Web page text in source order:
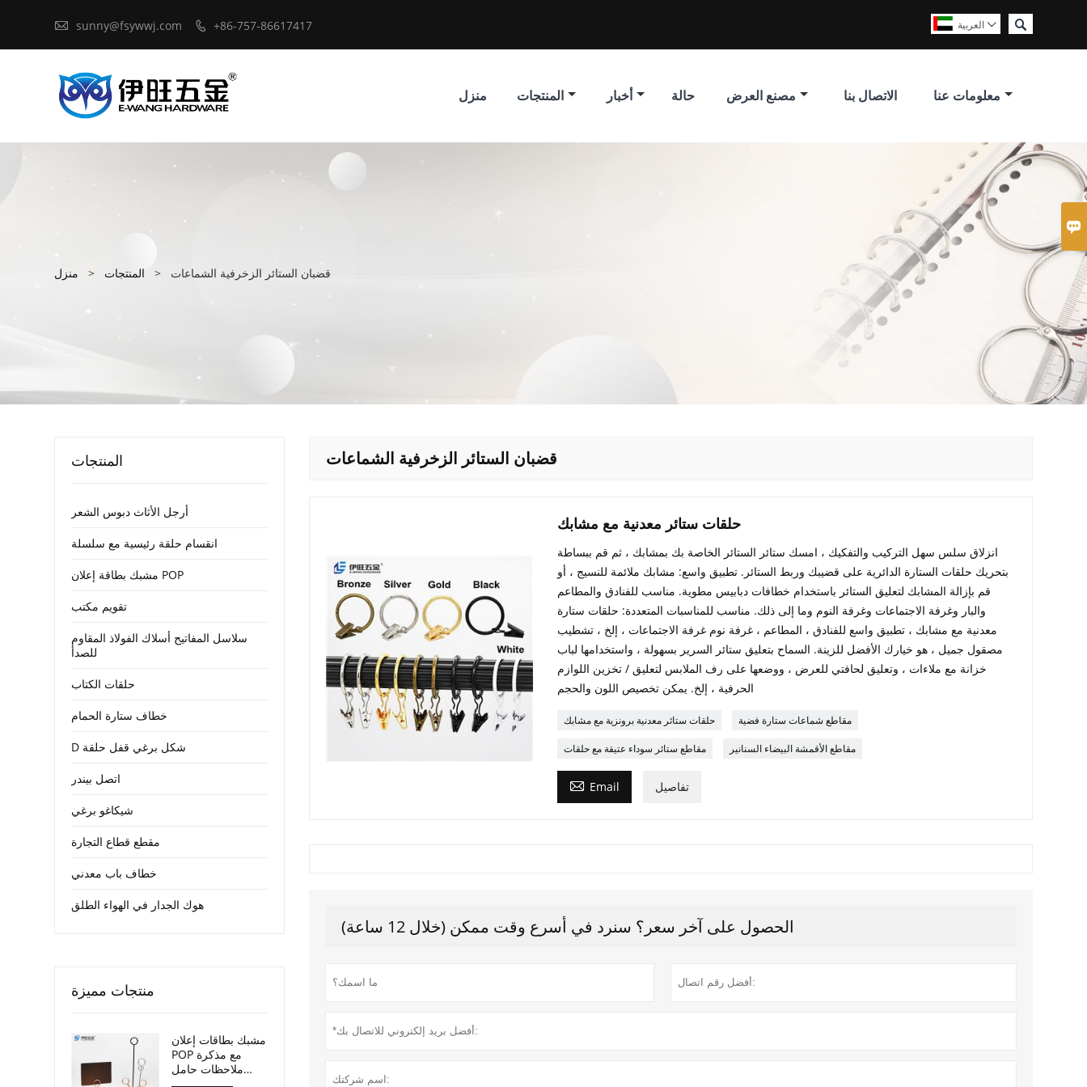

 sunny@fsywwj.com  +86-757-86617417  العربية 
منزل المنتجات أخبار حالة مصنع العرض الاتصال بنا معلومات عنا
منزل > المنتجات > قضبان الستائر الزخرفية الشماعات
قضبان الستائر الزخرفية الشماعات
حلقات ستائر معدنية مع مشابك
انزلاق سلس سهل التركيب والتفكيك ، امسك ستائر الستائر الخاصة بك بمشابك ، ثم قم ببساطة
بتحريك حلقات الستارة الدائرية على قضيبك وربط الستائر. تطبيق واسع: مشابك ملائمة للنسيج ، أو
قم بإزالة المشابك لتعليق الستائر باستخدام خطافات دبابيس مطوية. مناسب للفنادق والمطاعم
والبار وغرفة الاجتماعات وغرفة النوم وما إلى ذلك. مناسب للمناسبات المتعددة: حلقات ستارة
معدنية مع مشابك ، تطبيق واسع للفنادق ، المطاعم ، غرفة نوم غرفة الاجتماعات ، إلخ ، تشطيب
مصقول جميل ، هو خيارك الأفضل للزينة. السماح بتعليق ستائر السرير بسهولة ، واستخدامها لباب
خزانة مع ملاءات ، وتعليق لحافتي للعرض ، ووضعها على رف الملابس لتعليق / تخزين اللوازم
الحرفية ، إلخ. يمكن تخصيص اللون والحجم
حلقات ستائر معدنية برونزية مع مشابك مقاطع شماعات ستارة فضية
مقاطع ستائر سوداء عتيقة مع حلقات مقاطع الأقمشة البيضاء السنانير
 Email تفاصيل
الحصول على آخر سعر؟ سنرد في أسرع وقت ممكن (خلال 12 ساعة)
المنتجات
أرجل الأثاث دبوس الشعر
انقسام حلقة رئيسية مع سلسلة
مشبك بطاقة إعلان POP
تقويم مكتب
سلاسل المفاتيح أسلاك الفولاذ المقاوم
للصدأ
حلقات الكتاب
خطاف ستارة الحمام
D شكل برغي قفل حلقة
اتصل بيندر
شيكاغو برغي
مقطع قطاع التجارة
خطاف باب معدني
هوك الجدار في الهواء الطلق
منتجات مميزة
مشبك بطاقات إعلان
POP مع مذكرة
ملاحظات حامل
صور